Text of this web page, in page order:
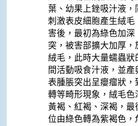
葉、幼果上銼吸汁液，
刺激表皮細胞產生絨
害後，最初為綠色加
突，被害部擴大加厚
絨毛，此時大量蠕蟲
間活動吸食汁液，並
表腫脹突出呈癭瘤狀
轉等畸形現象，絨毛色
黃褐、紅褐、深褐，
位由綠色轉為紫褐色